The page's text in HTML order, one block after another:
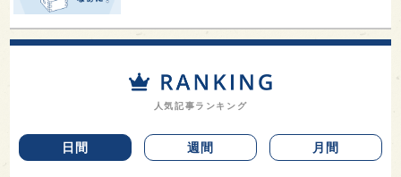
人気記事ランキング
日間 週間 月間